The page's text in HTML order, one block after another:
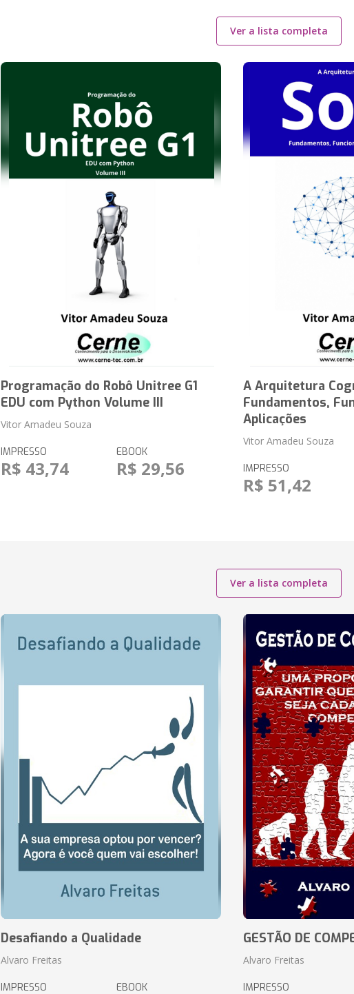
Ver a lista completa
Programação do Robô Unitree G1
EDU com Python Volume III
Vitor Amadeu Souza
IMPRESSO
R$ 43,74
EBOOK
R$ 29,56
A Arquitetura
Fundamentos,
Aplicações
Vitor Amadeu Souza
IMPRESSO
R$ 51,42
Ver a lista completa
Desafiando a Qualidade
Alvaro Freitas
IMPRESSO EBOOK
GESTÃO DE
Alvaro Freitas
IMPRESSO